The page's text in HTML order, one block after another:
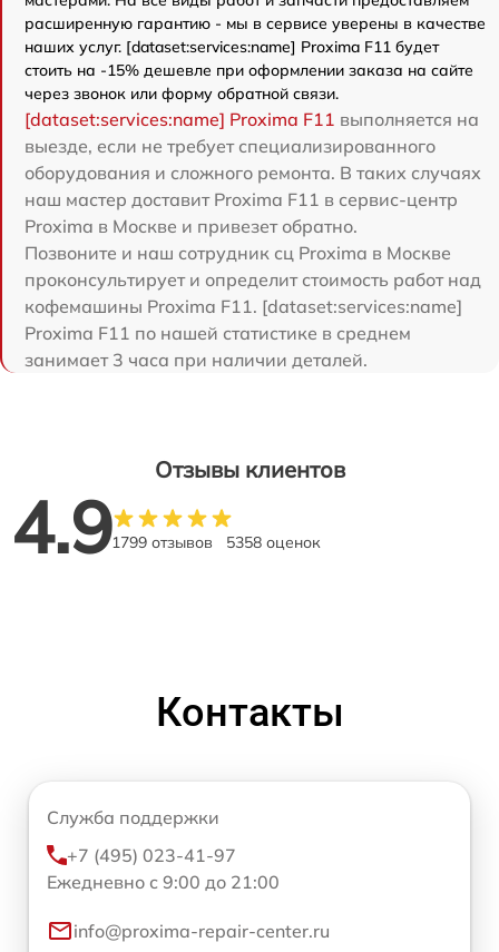
расширенную гарантию - мы в сервисе уверены в качестве
наших услуг. [dataset:services:name] Proxima F11 будет
стоить на -15% дешевле при оформлении заказа на сайте
через звонок или форму обратной связи.
[dataset:services:name] Proxima F11 выполняется на
выезде, если не требует специализированного
оборудования и сложного ремонта. В таких случаях
наш мастер доставит Proxima F11 в сервис-центр
Proxima в Москве и привезет обратно.
Позвоните и наш сотрудник сц Proxima в Москве
проконсультирует и определит стоимость работ над
кофемашины Proxima F11. [dataset:services:name]
Proxima F11 по нашей статистике в среднем
занимает 3 часа при наличии деталей.
Отзывы клиентов
4.91799 отзывов 5358 оценок
Контакты
Служба поддержки
+7 (495) 023-41-97
Ежедневно с 9:00 до 21:00
info@proxima-repair-center.ru